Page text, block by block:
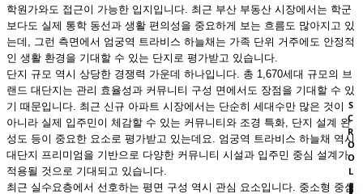
학원가와도 접근이 가능한 입지입니다. 최근 부산 부동산 시장에서는 학군
보다도 실제 통학 동선과 생활 편의성을 중요하게 보는 흐름도 많아지고 있
는데, 그런 측면에서 엄궁역 트라비스 하늘채는 가족 단위 거주에도 안정적
인 생활 환경을 기대할 수 있는 단지로 평가받고 있습니다.
단지 규모 역시 상당한 경쟁력 가운데 하나입니다. 총 1,670세대 규모의 브
랜드 대단지는 관리 효율성과 커뮤니티 구성 면에서도 장점을 기대할 수 있
기 때문입니다. 최근 신규 아파트 시장에서는 단순히 세대수만 많은 것이
아니라 실제 입주민이 체감할 수 있는 커뮤니티와 조경 특화, 단지 설계 완
성도 등이 중요한 요소로 평가받고 있는데요. 엄궁역 트라비스 하늘채 역시
대단지 프리미엄을 기반으로 다양한 커뮤니티 시설과 입주민 중심 설계가
적용될 것으로 기대되고 있습니다.
최근 실수요층에서 선호하는 평면 구성 역시 관심 요소입니다. 중소형 중심
SCROOL